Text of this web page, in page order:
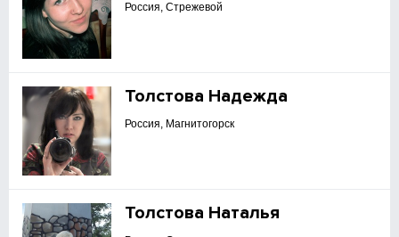
Россия, Стрежевой
Толстова Надежда
Россия, Магнитогорск
Толстова Наталья